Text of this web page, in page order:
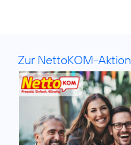
Zur NettoKOM-Aktion